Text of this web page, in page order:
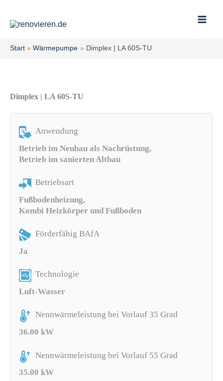
springen
Start Wärmepumpe Dimplex | LA 60S-TU
Dimplex | LA 60S-TU
Anwendung
Betrieb im Neubau als Nachrüstung,
Betrieb im sanierten Altbau
Betriebsart
Fußbodenheizung,
Kombi Heizkörper und Fußboden
Förderfähig BAfA
Ja
Technologie
Luft-Wasser
Nennwärmeleistung bei Vorlauf 35 Grad
36.00 kW
Nennwärmeleistung bei Vorlauf 55 Grad
35.00 kW